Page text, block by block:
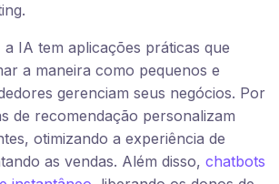
a IA tem aplicações práticas que
a maneira como pequenos e
gerenciam seus negócios. Por
de recomendação personalizam
otimizando a experiência de
as vendas. Além disso, chatbots